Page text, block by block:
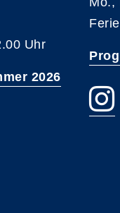
Uhr
2026